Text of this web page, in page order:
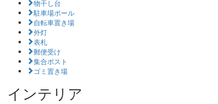
物干し台
駐車場ポール
自転車置き場
外灯
表札
郵便受け
集合ポスト
ゴミ置き場
インテリア